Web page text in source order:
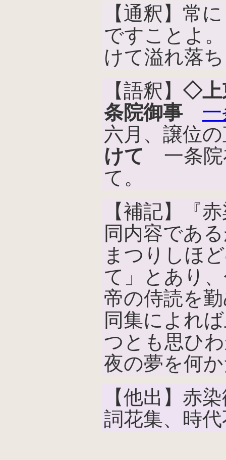
【通釈】常
ですことよ
けて溢れ落
【語釈】 ◇上
条院御事
六月、譲位
けて 一条院
て。
【補記】『
同内容であ
まつりしほ
て」とあり
帝の侍読を
同集によれ
つとも思ひ
夜の夢を何
【他出】赤
詞花集、時